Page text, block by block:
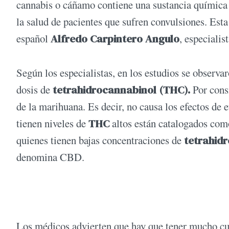
cannabis o cáñamo contiene una sustancia
la salud de pacientes que sufren convulsiones.
español Alfredo Carpintero Angulo,
Según los especialistas, en los estudios se
dosis detetrahidrocannabinol (THC).Por
de la marihuana. Es decir, no causa los efectos
tienen niveles deTHCaltos están catalogados
quienes tienen bajas concentraciones de
denomina CBD.
Los médicos advierten que hay que tener mucho